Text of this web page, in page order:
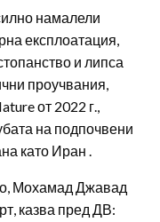
намалели
експлоатация,
и липса
проучвания,
от 2022 г.,
на подпочвени
като Иран .
Мохамад Джавад
казва пред ДВ: